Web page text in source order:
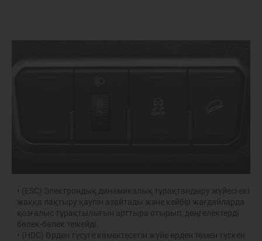
• (ESC) Электрондық динамикалық тұрақтандыру жүйесі екі
жаққа лақтыру қаупін азайтады және кейбір жағдайларда
қозғалыс тұрақтылығын арттыра отырып, дөңгелектерді
бөлек-бөлек тежейді
• (HDC) Өрден түсуге көмектесетін жүйе өрден төмен түскен